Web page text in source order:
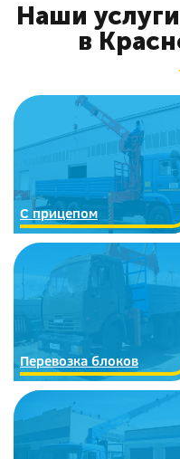
Наши
в
C прицепом
Перевозка блоков